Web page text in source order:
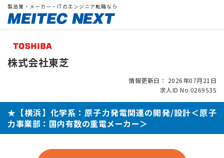
製造業・メーカー・ITのエンジニア転職なら
株式会社東芝
情報更新日： 2026年07月21日
求人ID No.0269535
★【横浜】化学系：原子力発電関連の開発/設計＜原子
力事業部：国内有数の重電メーカー＞